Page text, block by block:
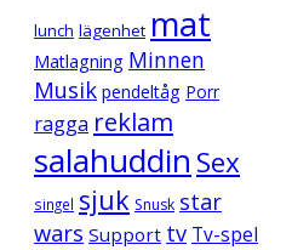
lunch lägenhet mat
Matlagning Minnen
Musik pendeltåg Porr
ragga reklam
salahuddin Sex
singel sjuk Snusk star
wars Support tv Tv-spel